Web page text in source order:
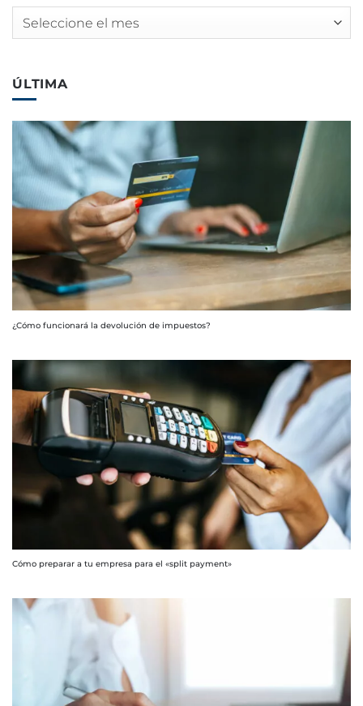
Archivos
ÚLTIMA
¿Cómo funcionará la devolución de impuestos?
Cómo preparar a tu empresa para el «split payment»